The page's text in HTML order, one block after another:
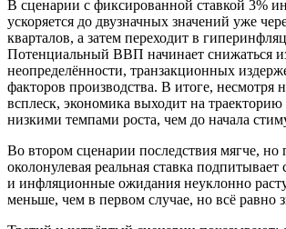
В сценарии с фиксированной ставкой 3%
ускоряется до двузначных значений уже
кварталов, а затем переходит в
Потенциальный ВВП начинает снижаться
неопределённости, транзакционных
факторов производства. В итоге, несмотря
всплеск, экономика выходит на траекторию
низкими темпами роста, чем до начала
Во втором сценарии последствия мягче,
околонулевая реальная ставка
и инфляционные ожидания неуклонно
меньше, чем в первом случае, но всё равно